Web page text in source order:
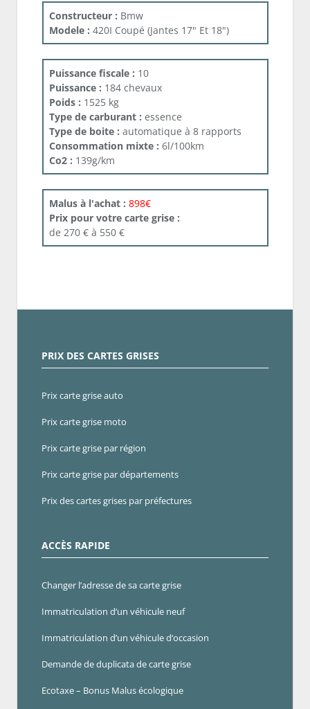
Constructeur : Bmw
Modele : 420I Coupé (Jantes 17" Et 18")
Puissance fiscale : 10
Puissance : 184 chevaux
Poids : 1525 kg
Type de carburant : essence
Type de boite : automatique à 8 rapports
Consommation mixte : 6l/100km
Co2 : 139g/km
Malus à l'achat : 898€
Prix pour votre carte grise :
de 270 € à 550 €
PRIX DES CARTES GRISES
Prix carte grise auto
Prix carte grise moto
Prix carte grise par région
Prix carte grise par départements
Prix des cartes grises par préfectures
ACCÈS RAPIDE
Changer l’adresse de sa carte grise
Immatriculation d’un véhicule neuf
Immatriculation d’un véhicule d’occasion
Demande de duplicata de carte grise
Ecotaxe – Bonus Malus écologique